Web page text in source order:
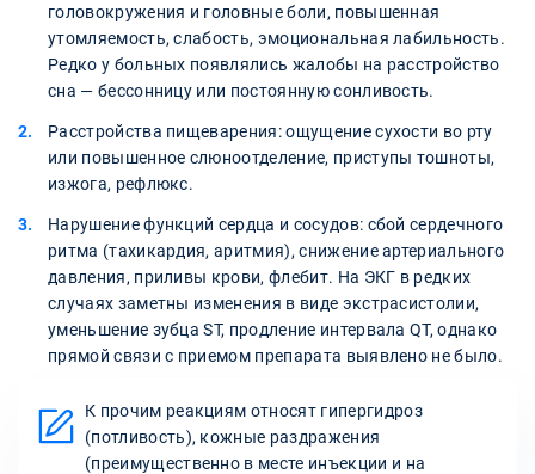
головокружения и головные боли, повышенная
утомляемость, слабость, эмоциональная лабильность.
Редко у больных появлялись жалобы на расстройство
сна — бессонницу или постоянную сонливость.
Расстройства пищеварения: ощущение сухости во рту
или повышенное слюноотделение, приступы тошноты,
изжога, рефлюкс.
Нарушение функций сердца и сосудов: сбой сердечного
ритма (тахикардия, аритмия), снижение артериального
давления, приливы крови, флебит. На ЭКГ в редких
случаях заметны изменения в виде экстрасистолии,
уменьшение зубца ST, продление интервала QT, однако
прямой связи с приемом препарата выявлено не было.
К прочим реакциям относят гипергидроз
(потливость), кожные раздражения
(преимущественно в месте инъекции и на